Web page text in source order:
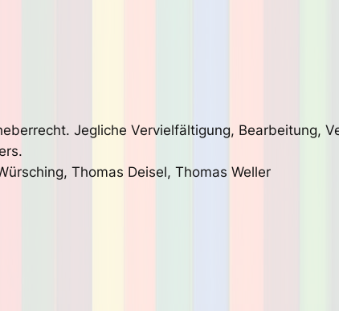
Jegliche Vervielfältigung, Bearbeitung,
Thomas Deisel, Thomas Weller